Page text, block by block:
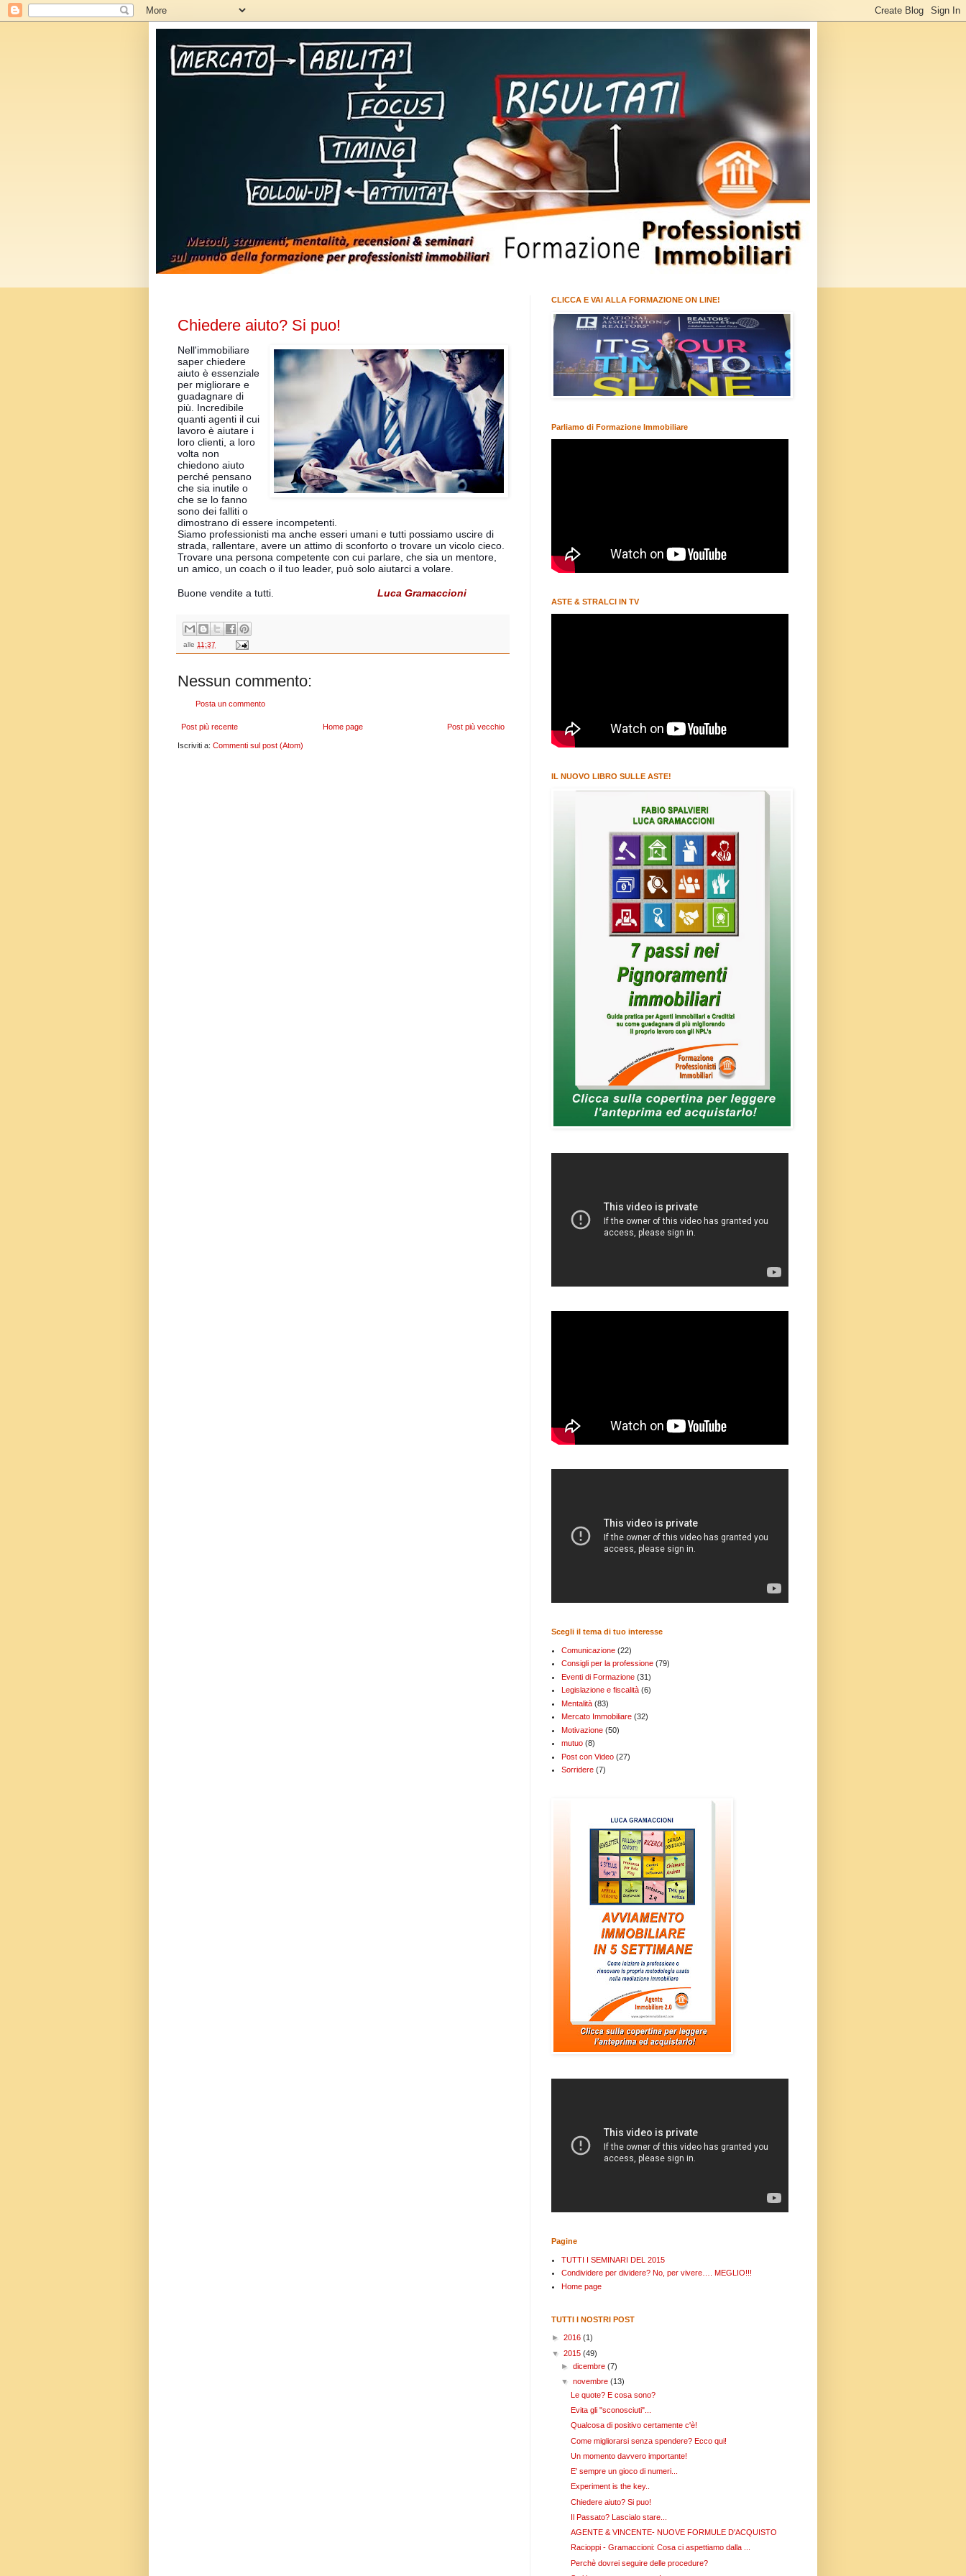
Chiedere aiuto? Si puo!
Nell'immobiliare
saper chiedere
aiuto è essenziale
per migliorare e
guadagnare di
più. Incredibile
quanti agenti il cui
lavoro è aiutare i
loro clienti, a loro
volta non
chiedono aiuto
perché pensano
che sia inutile o
che se lo fanno
sono dei falliti o
dimostrano di essere incompetenti.
Siamo professionisti ma anche esseri umani e tutti possiamo uscire di
strada, rallentare, avere un attimo di sconforto o trovare un vicolo cieco.
Trovare una persona competente con cui parlare, che sia un mentore,
un amico, un coach o il tuo leader, può solo aiutarci a volare.
Buone vendite a tutti. Luca Gramaccioni
alle 11:37
Nessun commento:
Posta un commento
Post più recente Post più vecchio
Home page
Iscriviti a: Commenti sul post (Atom)
CLICCA E VAI ALLA FORMAZIONE ON LINE!
Parliamo di Formazione Immobiliare
ASTE & STRALCI IN TV
IL NUOVO LIBRO SULLE ASTE!
Scegli il tema di tuo interesse
Comunicazione (22)
Consigli per la professione (79)
Eventi di Formazione (31)
Legislazione e fiscalità (6)
Mentalità (83)
Mercato Immobiliare (32)
Motivazione (50)
mutuo (8)
Post con Video (27)
Sorridere (7)
Pagine
TUTTI I SEMINARI DEL 2015
Condividere per dividere? No, per vivere…. MEGLIO!!!
Home page
TUTTI I NOSTRI POST
► 2016 (1)
▼ 2015 (49)
►dicembre(7)
▼novembre(13)
Le quote? E cosa sono?
Evita gli "sconosciuti"...
Qualcosa di positivo certamente c'è!
Come migliorarsi senza spendere? Ecco qui!
Un momento davvero importante!
E' sempre un gioco di numeri...
Experiment is the key..
Chiedere aiuto? Si puo!
Il Passato? Lascialo stare...
AGENTE & VINCENTE- NUOVE FORMULE D'ACQUISTO
Racioppi - Gramaccioni: Cosa ci aspettiamo dalla ...
Perchè dovrei seguire delle procedure?